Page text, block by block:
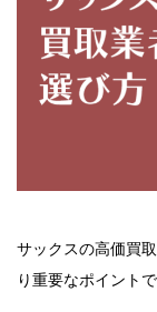
サックスの高価買
り重要なポイントで